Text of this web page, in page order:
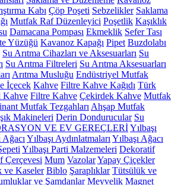
Kabı Çöp Poşeti Sebzelikler Saklama
Mutfak Raf Düzenleyici Poşetlik Kaşıklık
Damacana Pompası Ekmeklik Sefer Tası
Yüzüğü Kavanoz Kapağı Pipet Buzdolabı
Su Arıtma Cihazları ve Aksesuarları Su
Su Arıtma Filtreleri Su Arıtma Aksesuarları
Arıtma Musluğu Endüstriyel Mutfak
İçecek Kahve Filtre Kahve Kağıdı Türk
Kahve Filtre Kahve Çekirdek Kahve Mutfak
Mutfak Tezgahları Ahşap Mutfak
Makineleri Derin Dondurucular Su
VE EV GEREÇLERİYılbaşı
Ağacı Yılbaşı Aydınlatmaları Yılbaşı Ağacı
Yılbaşı Parti Malzemeleri Dekoratif
Çerçevesi Mum VazolarYapay Çiçekler
ve Kaseler Biblo Şaraplıklar Tütsülük ve
ve Şamdanlar Meyvelik Magnet